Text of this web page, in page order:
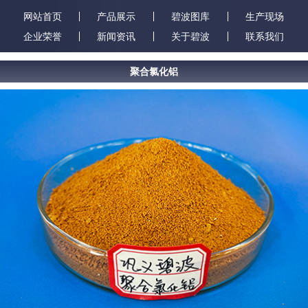
网站首页 产品展示 碧波图库
生产现场
企业荣誉
新闻资讯 关于碧波 联系我们
聚合氯化铝